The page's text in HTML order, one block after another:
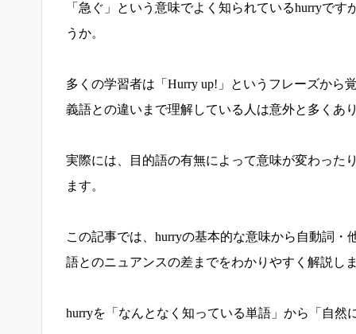
「急ぐ」という意味でよく知られているhurryで
うか。
多くの学習者は「Hurry up!」というフレーズから
義語との違いまで理解している人は意外と多くあ
実際には、目的語の有無によって意味が変わった
ます。
この記事では、hurryの基本的な意味から自動詞
語とのニュアンスの差までをわかりやすく解説し
hurryを「なんとなく知っている単語」から「自